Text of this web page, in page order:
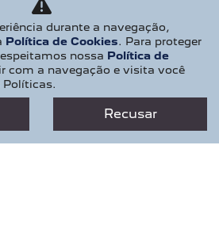
DE APP
CONSÓRCIO
E MANUTENÇÃO
E ACESSÓRIOS
durante a navegação,
Política de Cookies. Para proteger
nossa Política de
com a navegação e visita você
Políticas.
Recusar